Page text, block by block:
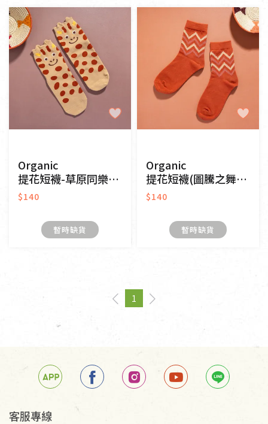
Organic
提花短襪-草原同樂(黃色)
$140
暫時缺貨
Organic
提花短襪(圖騰之舞)(橘色)
$140
暫時缺貨
pageYou're on page
1
page
客服專線